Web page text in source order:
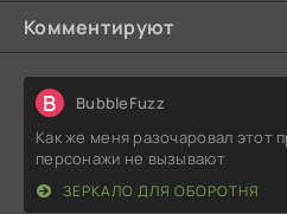
Комментируют
B BubbleFuzz
Как же меня разочаровал этот
персонажи не вызывают
ЗЕРКАЛО ДЛЯ ОБОРОТНЯ